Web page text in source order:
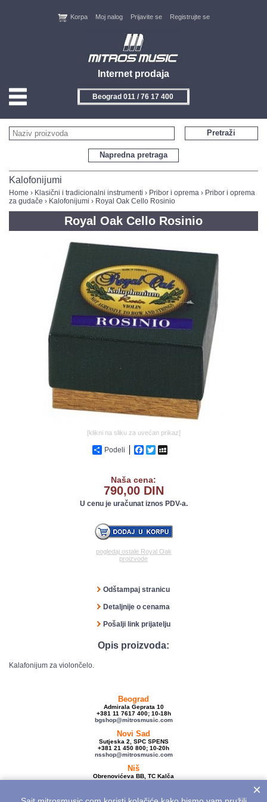
Internet prodaja
Korpa Moj nalog Prijavite se Registrujte se
Beograd 011 / 76 17 400
HOME
KONTAKT
AKCIJE
NOVITETI
GALERIJA
Napredna pretraga
Pretraži
Kalofonijumi
Home › Klasični i tradicionalni instrumenti › Pribor i oprema › Pribor i oprema
za gudače › Kalofonijumi › Royal Oak Cello Rosinio
Royal Oak Cello Rosinio
[klikni na sliku za uvećan prikaz]
Podeli Facebook
Twitter
Naša cena:
790,00 DIN
U cenu je uračunat iznos PDV-a.
pogledaj ostale Royal Oak
proizvode
Odštampaj stranicu
Detaljnije o cenama
Pošalji link prijatelju
Opis proizvoda:
Kalafonijum za violončelo.
Beograd
Admirala Geprata 10
+381 11 7617 400; 10-18h
bgshop@mitrosmusic.com
Novi Sad
Sutjeska 2, SPC SPENS
+381 21 450 800; 10-20h
nsshop@mitrosmusic.com
Niš
Obrenovićeva BB, TC Kalča
×